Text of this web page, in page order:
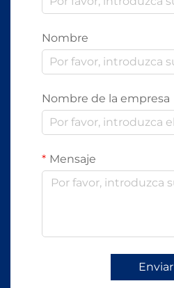
Nombre
Nombre de la empresa
Mensaje
Enviar